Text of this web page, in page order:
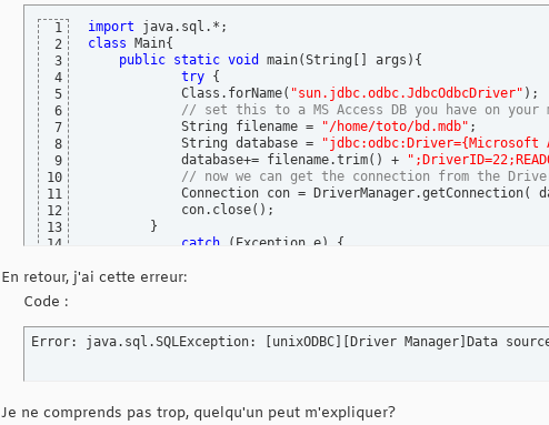
1
2
3
4
5
6
7
8
9
10
11
12
13
14
16
17
18
import
class Main{
public static void main(String args ) {
try {
            Class.forName
( "sun.jdbc.odbc.JdbcOdbcDriver" ) ;
// set this to a MS Access DB you have on your
            String filename =
"/home/toto/bd.mdb" ;
            String database =
"jdbc:odbc:Driver={Microsoft
            database+= filename.trim
( ) +
// now we can get the connection from the
            Connection con = DriverManager.getConnection
(
            con.close
( ) ;
}
catch
( Exception e)
{
}
En retour, j'ai cette erreur:
Code :
Error: java.sql.SQLException: unixODBC Driver Manager Data
Je ne comprends pas trop, quelqu'un peut m'expliquer?